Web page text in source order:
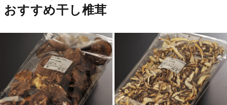
おすすめ干し椎茸